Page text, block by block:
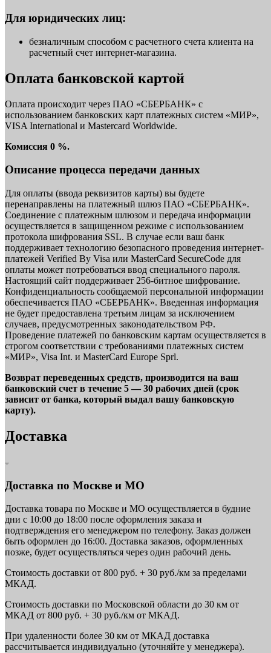
Для юридических лиц:
безналичным способом с расчетного счета клиента на
расчетный счет интернет-магазина.
Оплата банковской картой
Оплата происходит через ПАО «СБЕРБАНК» с
использованием банковских карт платежных систем «МИР»,
VISA International и Mastercard Worldwide.
Комиссия 0 %.
Описание процесса передачи данных
Для оплаты (ввода реквизитов карты) вы будете
перенаправлены на платежный шлюз ПАО «СБЕРБАНК».
Соединение с платежным шлюзом и передача информации
осуществляется в защищенном режиме с использованием
протокола шифрования SSL. В случае если ваш банк
поддерживает технологию безопасного проведения интернет-
платежей Verified By Visa или MasterCard SecureCode для
оплаты может потребоваться ввод специального пароля.
Настоящий сайт поддерживает 256-битное шифрование.
Конфиденциальность сообщаемой персональной информации
обеспечивается ПАО «СБЕРБАНК». Введенная информация
не будет предоставлена третьим лицам за исключением
случаев, предусмотренных законодательством РФ.
Проведение платежей по банковским картам осуществляется в
строгом соответствии с требованиями платежных систем
«МИР», Visa Int. и MasterCard Europe Sprl.
Возврат переведенных средств, производится на ваш
банковский счет в течение 5 — 30 рабочих дней (срок
зависит от банка, который выдал вашу банковскую
карту).
Доставка
Доставка по Москве и МО
Доставка товара по Москве и МО осуществляется в будние
дни с 10:00 до 18:00 после оформления заказа и
подтверждения его менеджером по телефону. Заказ должен
быть оформлен до 16:00. Доставка заказов, оформленных
позже, будет осуществляться через один рабочий день.
Стоимость доставки от 800 руб. + 30 руб./км за пределами
МКАД.
Стоимость доставки по Московской области до 30 км от
МКАД от 800 руб. + 30 руб./км от МКАД.
При удаленности более 30 км от МКАД доставка
рассчитывается индивидуально (уточняйте у менеджера).